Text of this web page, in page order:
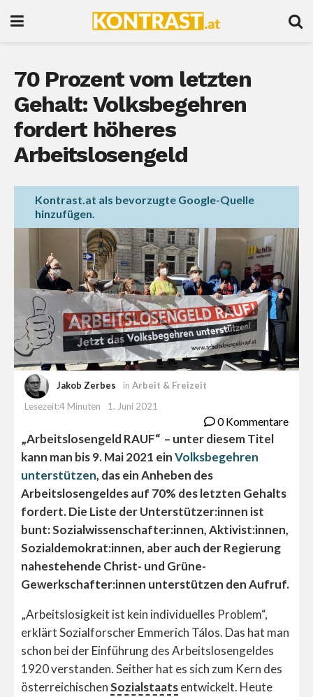
70 Prozent vom letzten
Gehalt: Volksbegehren
fordert höheres
Arbeitslosengeld
Kontrast.at als bevorzugte Google-Quelle
hinzufügen.
Jakob Zerbes in Arbeit & Freizeit
Lesezeit:4 Minuten
1. Juni 2021
0 Kommentare
„Arbeitslosengeld RAUF“ – unter diesem Titel
kann man bis 9. Mai 2021 einVolksbegehren
unterstützen, das ein Anheben des
Arbeitslosengeldes auf 70% des letzten Gehalts
fordert. Die Liste der Unterstützer:innen ist
bunt: Sozialwissenschafter:innen, Aktivist:innen,
Sozialdemokrat:innen, aber auch der Regierung
nahestehende Christ- und Grüne-
Gewerkschafter:innen unterstützen den Aufruf.
„Arbeitslosigkeit ist kein individuelles Problem“,
erklärt Sozialforscher Emmerich Tálos. Das hat man
schon bei der Einführung des Arbeitslosengeldes
1920 verstanden. Seither hat es sich zum Kern des
österreichischenSozialstaatsentwickelt. Heute